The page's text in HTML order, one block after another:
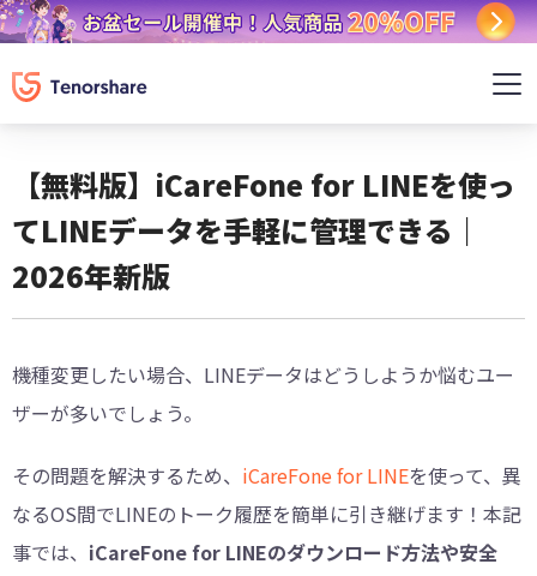
【無料版】iCareFone for LINEを使っ
てLINEデータを手軽に管理できる｜
2026年新版
機種変更したい場合、LINEデータはどうしようか悩むユー
ザーが多いでしょう。
その問題を解決するため、 iCareFone for LINEを使って、異
なるOS間でLINEのトーク履歴を簡単に引き継げます！本記
事では、 iCareFone for LINEのダウンロード方法や安全